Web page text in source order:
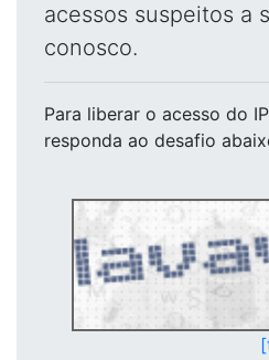
acessos suspeitos a
conosco.
Para liberar o acesso do IP
responda ao desafio